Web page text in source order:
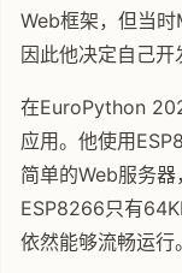
Web框架，但当
因此他决定自己开
在EuroPython
应用。他使用
简单的Web服务器
ESP8266只有
依然能够流畅运行。